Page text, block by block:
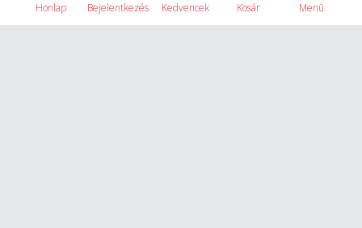
Honlap Menü
Kosár
Kedvencek
Bejelentkezés